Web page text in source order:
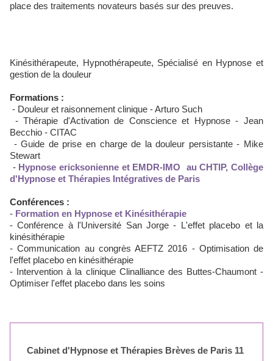
place des traitements novateurs basés sur des preuves.
Kinésithérapeute, Hypnothérapeute, Spécialisé en Hypnose et
gestion de la douleur
Formations :
- Douleur et raisonnement clinique - Arturo Such
- Thérapie d'Activation de Conscience et Hypnose - Jean
Becchio - CITAC
- Guide de prise en charge de la douleur persistante - Mike
Stewart
- Hypnose ericksonienne et EMDR-IMO au CHTIP, Collège
d'Hypnose et Thérapies Intégratives de Paris
Conférences :
- Formation en Hypnose et Kinésithérapie
- Conférence à l'Université San Jorge - L'effet placebo et la
kinésithérapie
- Communication au congrès AEFTZ 2016 - Optimisation de
l'effet placebo en kinésithérapie
- Intervention à la clinique Clinalliance des Buttes-Chaumont -
Optimiser l'effet placebo dans les soins
Cabinet d'Hypnose et Thérapies Brèves de Paris 11